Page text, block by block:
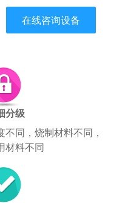
在线咨询设备
分级
不同，烧制材料不同，
材料不同